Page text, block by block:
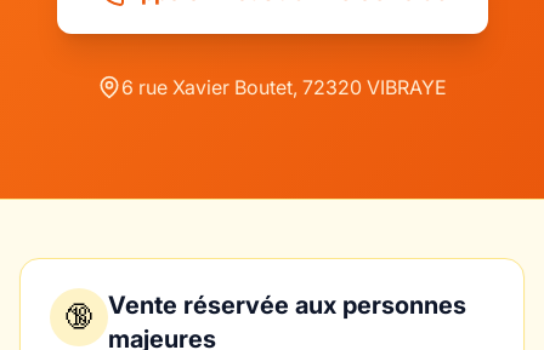
6 rue Xavier Boutet, 72320 VIBRAYE
🔞 Vente réservée aux personnes
majeures